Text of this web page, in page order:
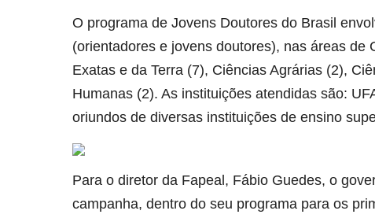
O programa de Jovens Doutores do Brasil
(orientadores e jovens doutores), nas áreas
Exatas e da Terra (7), Ciências Agrárias (2),
Humanas (2). As instituições atendidas são:
oriundos de diversas instituições de ensino
Para o diretor da Fapeal, Fábio Guedes, o
campanha, dentro do seu programa para os